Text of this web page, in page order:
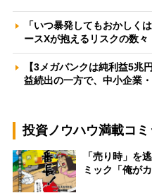
「いつ暴発してもおかしく
ースXが抱えるリスクの数
【3メガバンクは純利益5兆
益続出の一方で、中小企業
投資ノウハウ満載コミ
「売り時」を
ミック「俺が